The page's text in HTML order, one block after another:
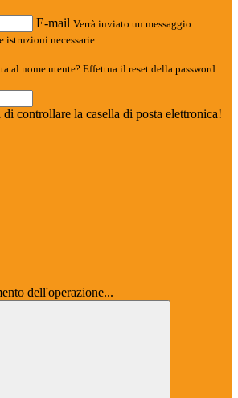
E-mail Verrà inviato un messaggio
necessarie.
al nome utente? Effettua il reset della password
controllare la casella di posta elettronica!
dell'operazione...